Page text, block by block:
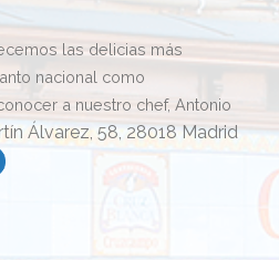
las delicias más
nacional como
a nuestro chef, Antonio
Álvarez, 58, 28018 Madrid